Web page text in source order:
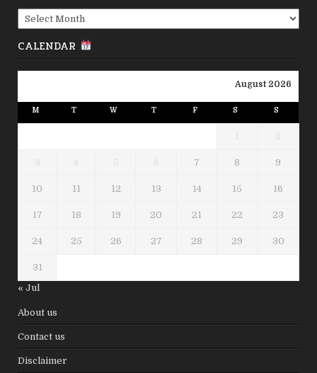
Archives
CALENDAR
August 2026
M T W T F S S
1 2
3 4 5 6 7 8 9
10 11 12 13 14 15 16
17 18 19 20 21 22 23
24 25 26 27 28 29 30
31
« Jul
About us
Contact us
Disclaimer